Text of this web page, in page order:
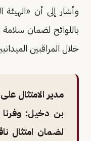
وأشار إلى أن «الهيئة
باللوائح لضمان
خلال المراقبين
مدير الامتثال
لضمان امتثال